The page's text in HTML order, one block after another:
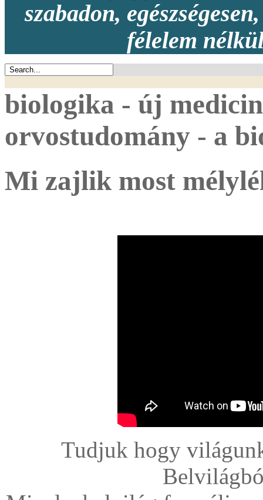
szabadon,
félelem
biologika - új
orvostudomány - a
Mi zajlik most
Tudjuk hogy